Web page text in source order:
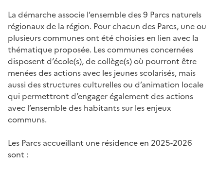
La démarche associe l’ensemble des 9 Parcs naturels
régionaux de la région. Pour chacun des Parcs, une ou
plusieurs communes ont été choisies en lien avec la
thématique proposée. Les communes concernées
disposent d’école(s), de collège(s) où pourront être
menées des actions avec les jeunes scolarisés, mais
aussi des structures culturelles ou d’animation locale
qui permettront d’engager également des actions
avec l’ensemble des habitants sur les enjeux
communs.
Les Parcs accueillant une résidence en 2025-2026
sont :